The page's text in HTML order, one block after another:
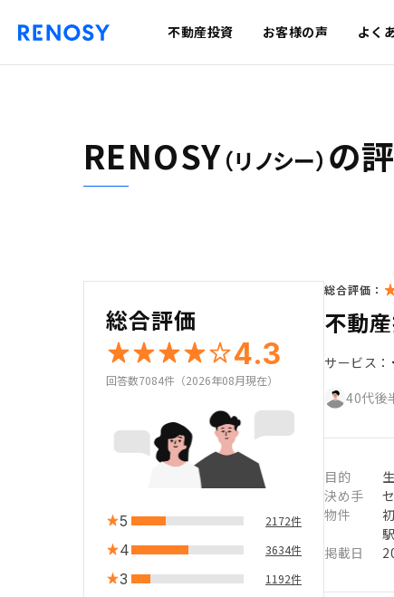
不動産投資 お客様の声 よく
RENOSY（リノシー） の
総合評価
4.3
回答数7084件（2026年08月現在）
5 2172件
4 3634件
3 1192件
総合評価：
不動
サービス：
40代後
目的
決め手
物件
掲載日